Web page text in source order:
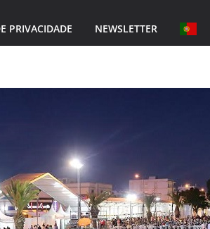
PRIVACIDADE NEWSLETTER